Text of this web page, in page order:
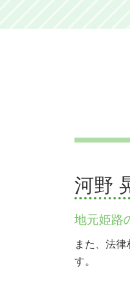
姫路出
姫路
姫路
姫路出
姫路
姫路
姫路
加西
加西
たつ
加古川
たつ
たつ
加古
加西
河野
地元姫路
また、法
す。